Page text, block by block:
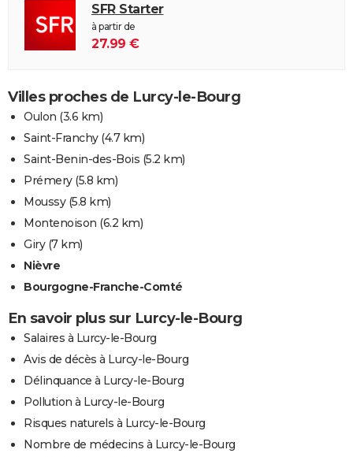
SFR Starter
à partir de
27.99 €
Villes proches de Lurcy-le-Bourg
Oulon (3.6 km)
Saint-Franchy(4.7 km)
Saint-Benin-des-Bois (5.2 km)
Prémery(5.8 km)
Moussy(5.8 km)
Montenoison (6.2 km)
Giry(7 km)
Nièvre
Bourgogne-Franche-Comté
En savoir plus sur Lurcy-le-Bourg
Salaires à Lurcy-le-Bourg
Avis de décès à Lurcy-le-Bourg
Délinquance à Lurcy-le-Bourg
Pollution à Lurcy-le-Bourg
Risques naturels à Lurcy-le-Bourg
Nombre de médecins à Lurcy-le-Bourg